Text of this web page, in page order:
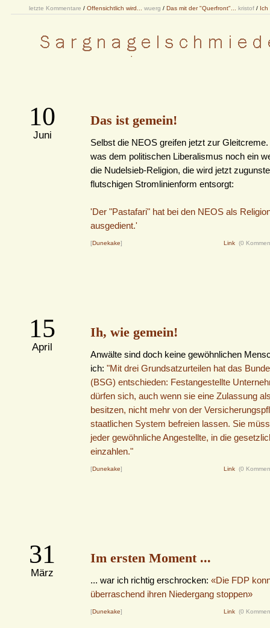
letzte Kommentare / Offensichtlich wird... wuerg / Das mit der "Querfront"... kristof / Ich
10
Juni
Das ist gemein!
Selbst die NEOS greifen jetzt zur
was dem politischen Liberalismus noch ein
die Nudelsieb-Religion, die wird jetzt
flutschigen Stromlinienform entsorgt:
'Der "Pastafari" hat bei den NEOS als
ausgedient.'
[Dunekake] Link (0
15
April
Ih, wie gemein!
Anwälte sind doch keine gewöhnlichen
ich: "Mit drei Grundsatzurteilen hat das
(BSG) entschieden: Festangestellte
dürfen sich, auch wenn sie eine Zulassung
besitzen, nicht mehr von der
staatlichen System befreien lassen. Sie
jeder gewöhnliche Angestellte, in die
einzahlen."
[Dunekake] Link (0
31
März
Im ersten Moment ...
... war ich richtig erschrocken: «Die FDP
überraschend ihren Niedergang stoppen»
[Dunekake] Link (0